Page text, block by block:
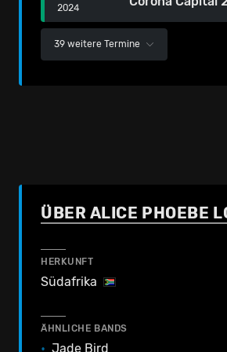
2024
39 weitere Termine
ÜBER ALICE PHOEBE
HERKUNFT
Südafrika
ÄHNLICHE BANDS
• Jade Bird